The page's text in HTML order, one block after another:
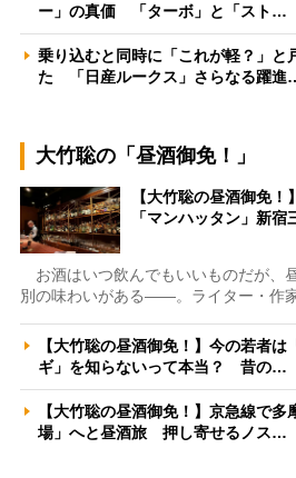
ー」の真価 「ターボ」と「スト…
乗り込むと同時に「これが軽？」と
た 「日産ルークス」さらなる躍進
大竹聡の「昼酒御免！」
【大竹聡の昼酒御免！
「マンハッタン」新
お酒はいつ飲んでもいいものだが、
別の味わいがある――。ライター・作
【大竹聡の昼酒御免！】今の若者
ギ」を知らないって本当？ 昔の…
【大竹聡の昼酒御免！】京急線で
場」へと昼酒旅 押し寄せるノス…